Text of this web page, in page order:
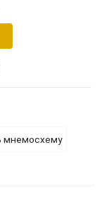
мнемосхему